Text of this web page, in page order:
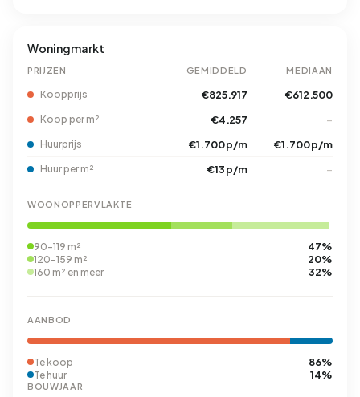
Woningmarkt
PRIJZEN GEMIDDELD MEDIAAN
Koopprijs €825.917 €612.500
Koop per m² €4.257 –
Huurprijs €1.700 p/m €1.700 p/m
Huur per m² €13 p/m –
WOONOPPERVLAKTE
90-119 m² 47%
120-159 m² 20%
160 m² en meer 32%
AANBOD
Te koop 86%
Te huur 14%
BOUWJAAR